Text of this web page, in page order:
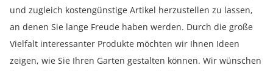
und zugleich kostengünstige Artikel herzustellen zu lassen,
an denen Sie lange Freude haben werden. Durch die große
Vielfalt interessanter Produkte möchten wir Ihnen Ideen
zeigen, wie Sie Ihren Garten gestalten können. Wir wünschen